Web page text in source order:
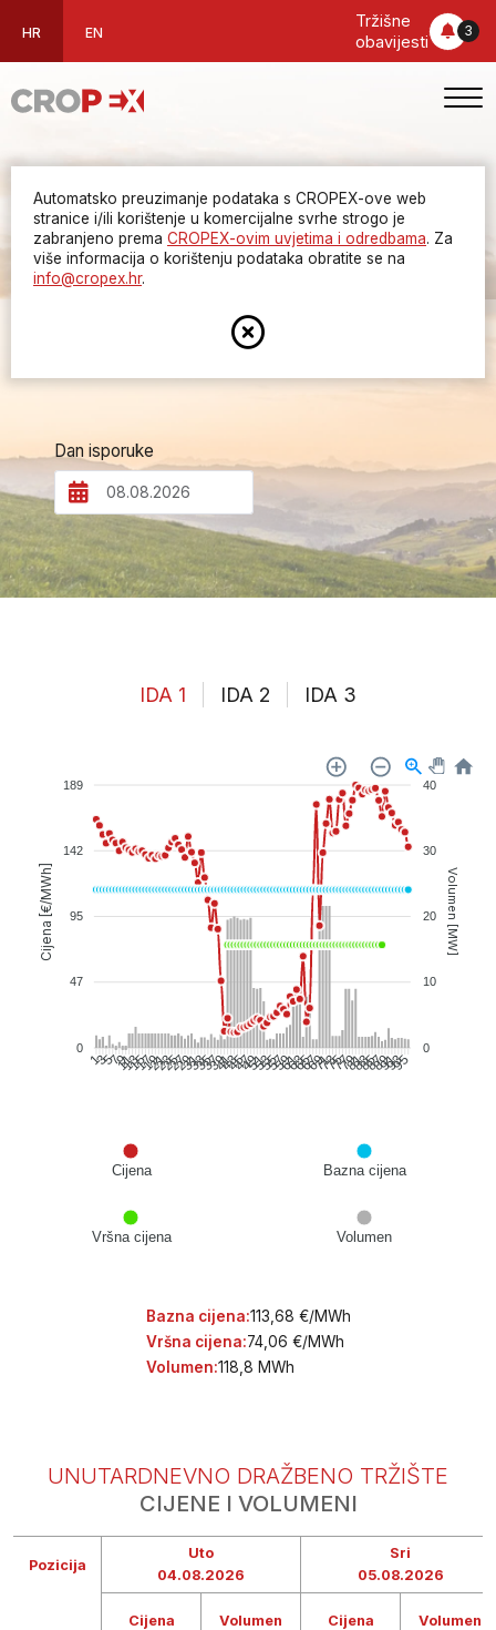
3
Tržišne
obavijesti
HR EN
Rezultati
unutardnevnog
dražbenog tržišta
Dan isporuke
IDA 1 IDA 2 IDA 3
189
142
95
47
0
Cijena [€/MWh]
1
3579
11
13
15
17
19
21
23
25
27
29
31
33
35
37
39
41
43
45
47
49
51
53
55
57
59
61
63
65
67
69
71
73
75
77
79
81
83
85
87
89
91
93
95
40
30
20
10
0
Volumen [MW]
Cijena Bazna cijena
Vršna cijena Volumen
Bazna cijena:113,68 €/MWh
Vršna cijena:74,06 €/MWh
Volumen:118,8 MWh
UNUTARDNEVNO DRAŽBENO TRŽIŠTE
CIJENE I VOLUMENI
Pozicija
Uto
04.08.2026
Sri
05.08.2026
Cijena
Volumen
Cijena
Volumen
Automatsko preuzimanje podataka s CROPEX-ove web
stranice i/ili korištenje u komercijalne svrhe strogo je
zabranjeno prema CROPEX-ovim uvjetima i odredbama. Za
više informacija o korištenju podataka obratite se na
info@cropex.hr.